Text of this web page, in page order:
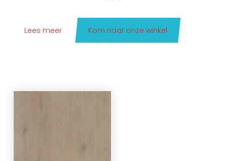
Lees meer Kom naar onze winkel